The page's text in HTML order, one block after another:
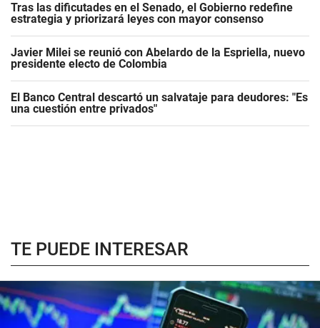
Tras las dificutades en el Senado, el Gobierno redefine
estrategia y priorizará leyes con mayor consenso
Javier Milei se reunió con Abelardo de la Espriella, nuevo
presidente electo de Colombia
El Banco Central descartó un salvataje para deudores: "Es
una cuestión entre privados"
TE PUEDE INTERESAR